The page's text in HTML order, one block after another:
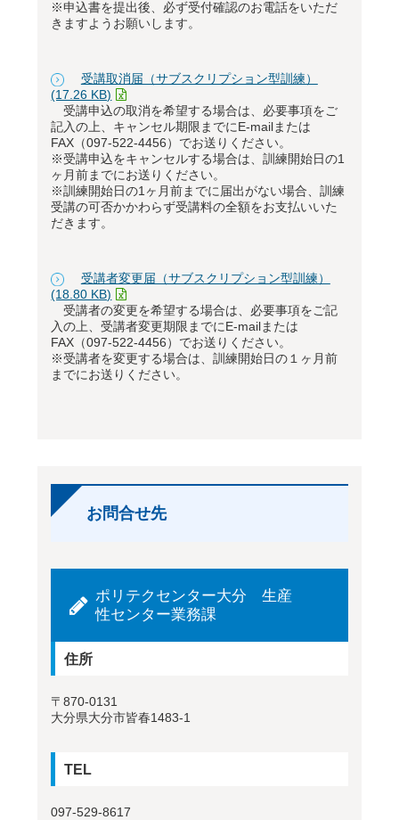
※申込書を提出後、必ず受付確認のお電話をいただ
きますようお願いします。
受講取消届（サブスクリプション型訓練）
(17.26 KB)
受講申込の取消を希望する場合は、必要事項をご
記入の上、キャンセル期限までにE-mailまたは
FAX（097-522-4456）でお送りください。
※受講申込をキャンセルする場合は、訓練開始日の1
ヶ月前までにお送りください。
※訓練開始日の1ヶ月前までに届出がない場合、訓練
受講の可否かかわらず受講料の全額をお支払いいた
だきます。
受講者変更届（サブスクリプション型訓練）
(18.80 KB)
受講者の変更を希望する場合は、必要事項をご記
入の上、受講者変更期限までにE-mailまたは
FAX（097-522-4456）でお送りください。
※受講者を変更する場合は、訓練開始日の１ヶ月前
までにお送りください。
お問合せ先
ポリテクセンター大分 生産
性センター業務課
住所
〒870-0131
大分県大分市皆春1483-1
TEL
097-529-8617